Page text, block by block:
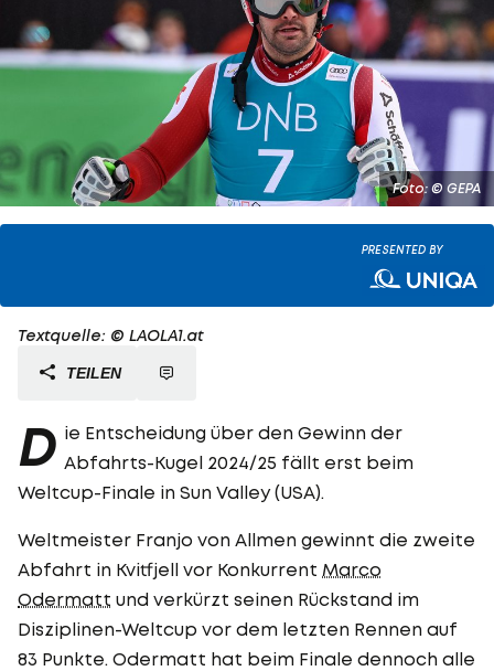
Foto: © GEPA
PRESENTED BY
Textquelle: © LAOLA1.at
TEILEN
D ie Entscheidung über den Gewinn der
Abfahrts-Kugel 2024/25 fällt erst beim
Weltcup-Finale in Sun Valley (USA).
Weltmeister Franjo von Allmen gewinnt die zweite
Abfahrt in Kvitfjell vor Konkurrent Marco
Odermatt und verkürzt seinen Rückstand im
Disziplinen-Weltcup vor dem letzten Rennen auf
83 Punkte. Odermatt hat beim Finale dennoch alle